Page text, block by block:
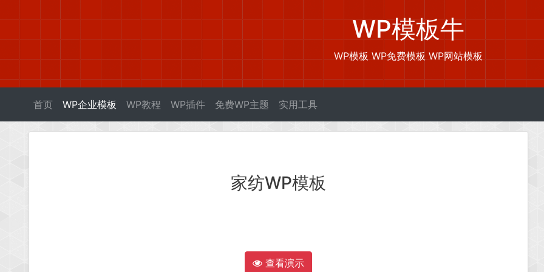
WP模板牛
WP模板 WP免费模板 WP网站模板
首页 WP企业模板 WP教程 WP插件 免费WP主题 实用工具
家纺WP模板
查看演示